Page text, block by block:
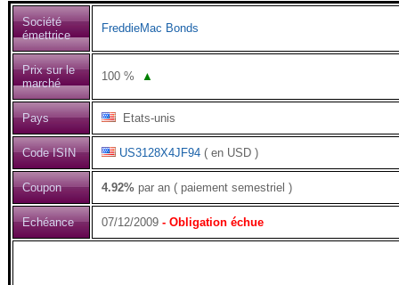
Société
émettrice
FreddieMac Bonds
Prix sur le
marché
100 % ▲
Pays Etats-unis
Code ISIN US3128X4JF94 ( en USD )
Coupon 4.92% par an ( paiement semestriel )
Echéance 07/12/2009 - Obligation échue